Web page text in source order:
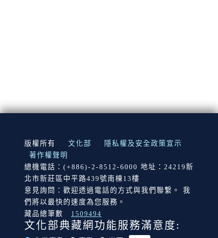
:::
版權所有 文化部
隱私權及安全政策宣示
著作權聲明
總機電話：(+886)-2-8512-6000 地址：24219新
北市新莊區中平路439號南棟13樓
意見詢問：歡迎透過電話的方式與我們聯繫。 我
們將以最快的速度為您服務。
藏品總筆數
1509494
文化部典藏網功能服務滿意度: